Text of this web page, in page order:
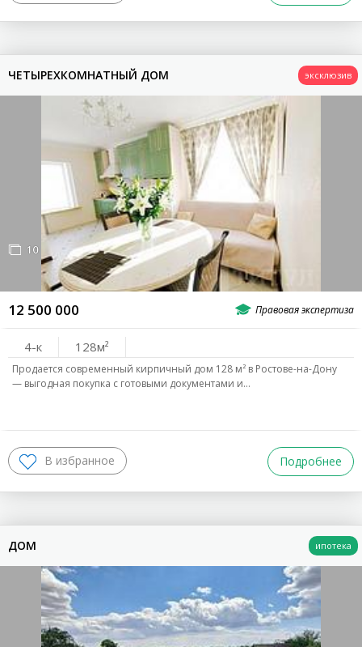
ЧЕТЫРЕХКОМНАТНЫЙ ДОМ
12 500 000
10
4-к 128
Продается современный кирпичный дом 128 м² в Ростове-на-Дону
— выгодная покупка с готовыми документами и…
Подробнее
ДОМ